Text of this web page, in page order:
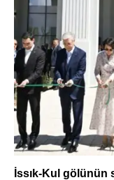
İssık-Kul gölünün